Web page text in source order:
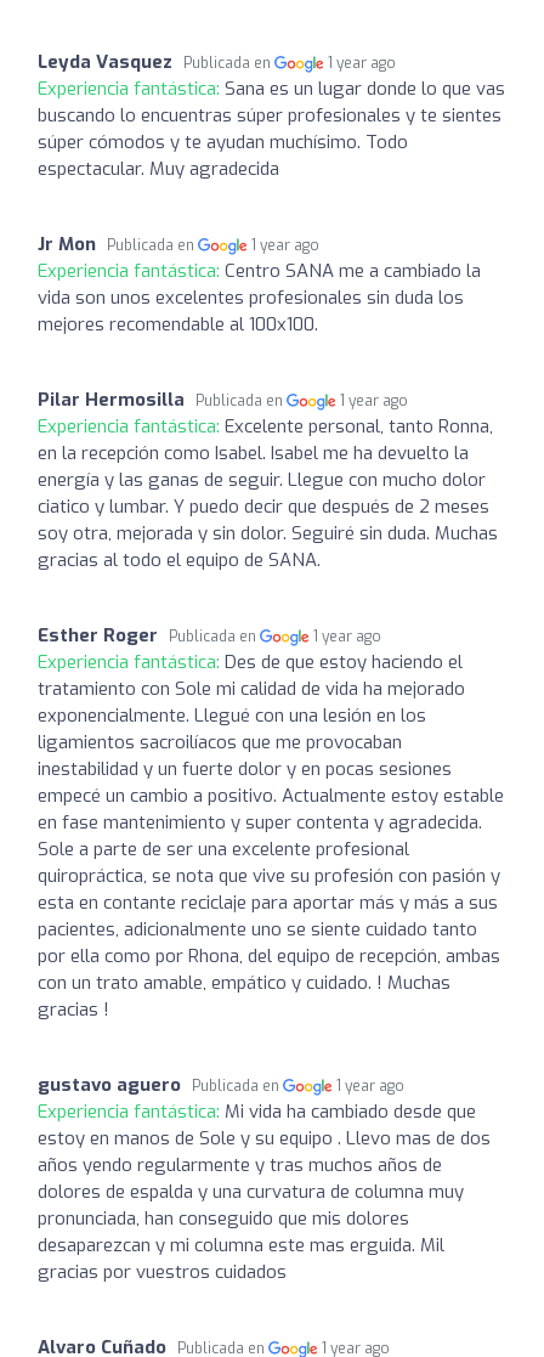
Leyda Vasquez Publicada en 1 year ago
Experiencia fantástica: Sana es un lugar donde lo que vas
buscando lo encuentras súper profesionales y te sientes
súper cómodos y te ayudan muchísimo. Todo
espectacular. Muy agradecida
Jr Mon Publicada en 1 year ago
Experiencia fantástica: Centro SANA me a cambiado la
vida son unos excelentes profesionales sin duda los
mejores recomendable al 100x100.
Pilar Hermosilla Publicada en 1 year ago
Experiencia fantástica: Excelente personal, tanto Ronna,
en la recepción como Isabel. Isabel me ha devuelto la
energía y las ganas de seguir. Llegue con mucho dolor
ciatico y lumbar. Y puedo decir que después de 2 meses
soy otra, mejorada y sin dolor. Seguiré sin duda. Muchas
gracias al todo el equipo de SANA.
Esther Roger Publicada en 1 year ago
Experiencia fantástica: Des de que estoy haciendo el
tratamiento con Sole mi calidad de vida ha mejorado
exponencialmente. Llegué con una lesión en los
ligamientos sacroilíacos que me provocaban
inestabilidad y un fuerte dolor y en pocas sesiones
empecé un cambio a positivo. Actualmente estoy estable
en fase mantenimiento y super contenta y agradecida.
Sole a parte de ser una excelente profesional
quiropráctica, se nota que vive su profesión con pasión y
esta en contante reciclaje para aportar más y más a sus
pacientes, adicionalmente uno se siente cuidado tanto
por ella como por Rhona, del equipo de recepción, ambas
con un trato amable, empático y cuidado. ! Muchas
gracias !
gustavo aguero Publicada en 1 year ago
Experiencia fantástica: Mi vida ha cambiado desde que
estoy en manos de Sole y su equipo . Llevo mas de dos
años yendo regularmente y tras muchos años de
dolores de espalda y una curvatura de columna muy
pronunciada, han conseguido que mis dolores
desaparezcan y mi columna este mas erguida. Mil
gracias por vuestros cuidados
Alvaro Cuñado Publicada en 1 year ago